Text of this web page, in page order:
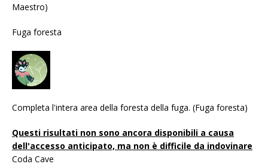
Maestro)
Fuga foresta
Completa l'intera area della foresta della fuga. (Fuga foresta)
Questi risultati non sono ancora disponibili a causa
dell'accesso anticipato, ma non è difficile da indovinare
Coda Cave